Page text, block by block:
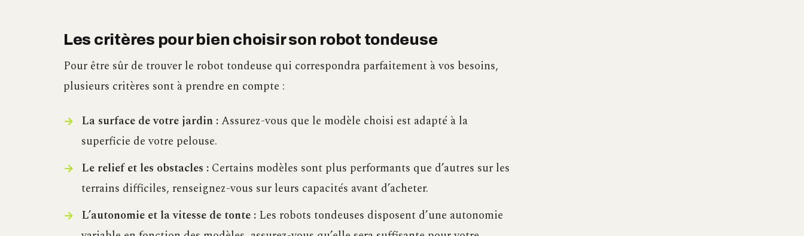
Les critères pour bien choisir son robot tondeuse
Pour être sûr de trouver le robot tondeuse qui correspondra parfaitement à vos besoins,
plusieurs critères sont à prendre en compte :
La surface de votre jardin :Assurez-vous que le modèle choisi est adapté à la
superficie de votre pelouse.
Le relief et les obstacles :Certains modèles sont plus performants que d’autres sur les
terrains difficiles, renseignez-vous sur leurs capacités avant d’acheter.
L’autonomie et la vitesse de tonte :Les robots tondeuses disposent d’une autonomie